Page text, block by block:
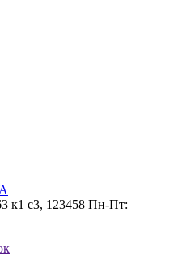
к1 с3, 123458 Пн-Пт: